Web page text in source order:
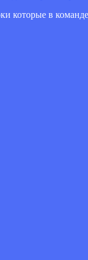
которые в